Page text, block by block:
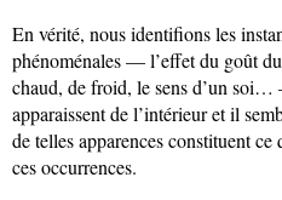
En vérité, nous identifions les
phénoménales — l’effet du goût
chaud, de froid, le sens d’un soi…
apparaissent de l’intérieur et il
de telles apparences constituent ce
ces occurrences.